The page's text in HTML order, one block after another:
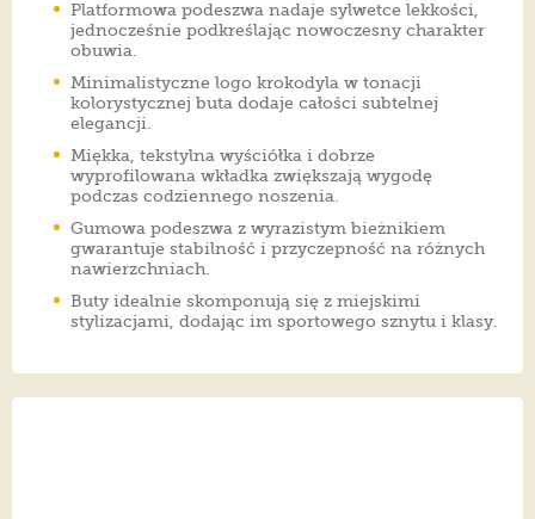
Platformowa podeszwa nadaje sylwetce lekkości,
jednocześnie podkreślając nowoczesny charakter
obuwia.
Minimalistyczne logo krokodyla w tonacji
kolorystycznej buta dodaje całości subtelnej
elegancji.
Miękka, tekstylna wyściółka i dobrze
wyprofilowana wkładka zwiększają wygodę
podczas codziennego noszenia.
Gumowa podeszwa z wyrazistym bieżnikiem
gwarantuje stabilność i przyczepność na różnych
nawierzchniach.
Buty idealnie skomponują się z miejskimi
stylizacjami, dodając im sportowego sznytu i klasy.